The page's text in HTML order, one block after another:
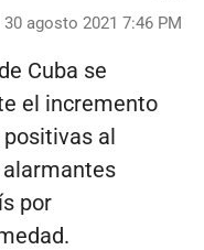
30 agosto 2021 7:46 PM
Cuba se
el incremento
al
alarmantes
por